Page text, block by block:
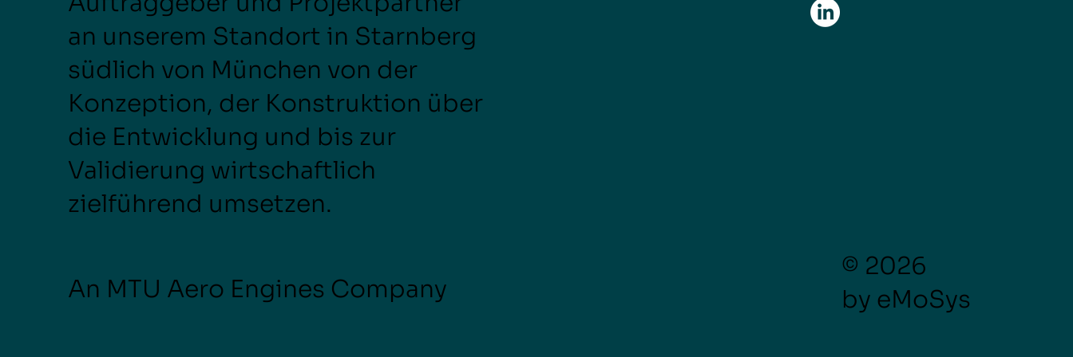
an unserem Standort in Starnberg
südlich von München von der
Konzeption, der Konstruktion über
die Entwicklung und bis zur
Validierung wirtschaftlich
zielführend umsetzen.
© 2026
by eMoSys
An MTU Aero Engines Company